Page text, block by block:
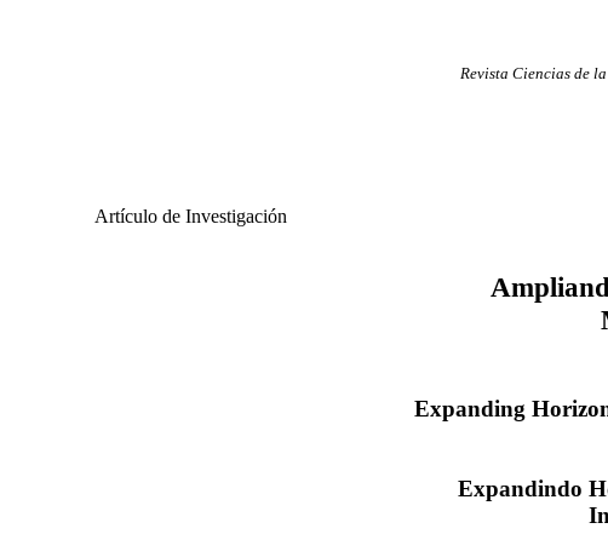
Revista Ciencias de
Artículo de Investigación
Expanding
Expandindo